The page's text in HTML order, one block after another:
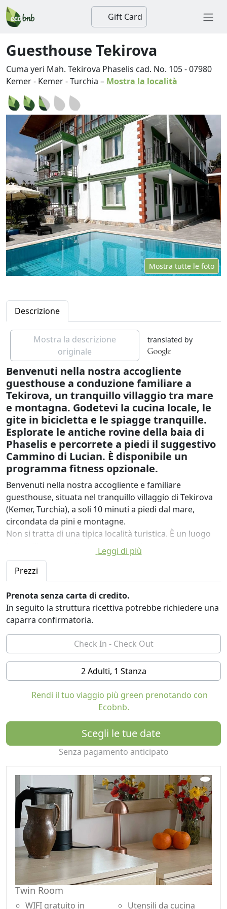
Gift Card
Guesthouse Tekirova
Cuma yeri Mah. Tekirova Phaselis cad. No. 105-07980
Kemer- Kemer-Turchia – Mostra la località
Mostra tutte le foto
Descrizione
Mostra la descrizione
originale
translated by
Benvenuti nella nostra accogliente
guesthouse a conduzione familiare a
Tekirova, un tranquillo villaggio tra mare
e montagna. Godetevi la cucina locale, le
gite in bicicletta e le spiagge tranquille.
Esplorate le antiche rovine della baia di
Phaselis e percorrete a piedi il suggestivo
Cammino di Lucian. È disponibile un
programma fitness opzionale.
Benvenuti nella nostra accogliente e familiare
guesthouse, situata nel tranquillo villaggio di Tekirova
(Kemer, Turchia), a soli 10 minuti a piedi dal mare,
circondata da pini e montagne.
Non si tratta di una tipica località turistica. È un luogo
tranquillo e accogliente dove potrete respirare
profondamente, rallentare e ricaricare le energie in
modo naturale. È uno spazio per ricaricare corpo e
mente.
COSA OFFRIAMO:
🛌 camere doppie e familiari private nella nostra
piccola e tranquilla casa, perfette per gli ospiti che
apprezzano la semplicità, la natura e un'atmosfera
rilassata, senza stress, pressioni o lusso artificiale.
Potrete inoltre usufruire di
• la nostra cucina completamente attrezzata per
preparare i vostri pasti,
• un bellissimo giardino in comune ideale per lo yoga
mattutino o per chiacchierare al tramonto,
• un'area barbecue per grigliate all'aperto,
• e una piscina con lettini per le vostre giornate di relax
🥾 BONUS PER GLI AMANTI DELLA NATURA E GLI
ESPLORATORI
Siamo a pochi passi dalla Via Licia, uno dei percorsi
escursionistici più belli della Turchia, noto per i suoi
panorami costieri e le antiche rovine.
Potete anche visitare facilmente la Baia di Phaselis, un
luogo magico dove il mare turchese incontra la pineta e
le rovine dell'antico porto romano.
🌿 COSA RENDE SPECIALE LA NOSTRA STRUTTURA
Ci concentriamo sul benessere, ma non come in un
Leggi di più
Prezzi
Prenota senza carta di credito.
In seguito la struttura ricettiva potrebbe richiedere una
caparra confirmatoria.
2 Adulti, 1 Stanza
Rendi il tuo viaggio più green prenotando con
Ecobnb.
Scegli le tue date
Senza pagamento anticipato
Twin Room
WIFI gratuito in Utensili da cucina